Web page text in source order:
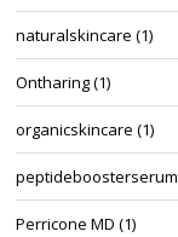
naturalskincare (1)
Ontharing(1)
organicskincare (1)
peptideboosterserum
Perricone MD (1)